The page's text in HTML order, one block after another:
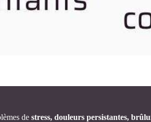
destress, douleurs persistantes,